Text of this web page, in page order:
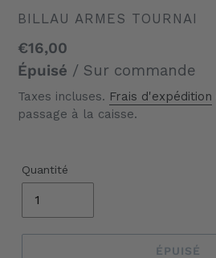
DISTRIBUTEUR
BILLAU ARMES TOURNAI
Prix
normal
€16,00
Épuisé / Sur commande
Taxes incluses. Frais d'expédition
passage à la caisse.
Quantité
ÉPUISÉ